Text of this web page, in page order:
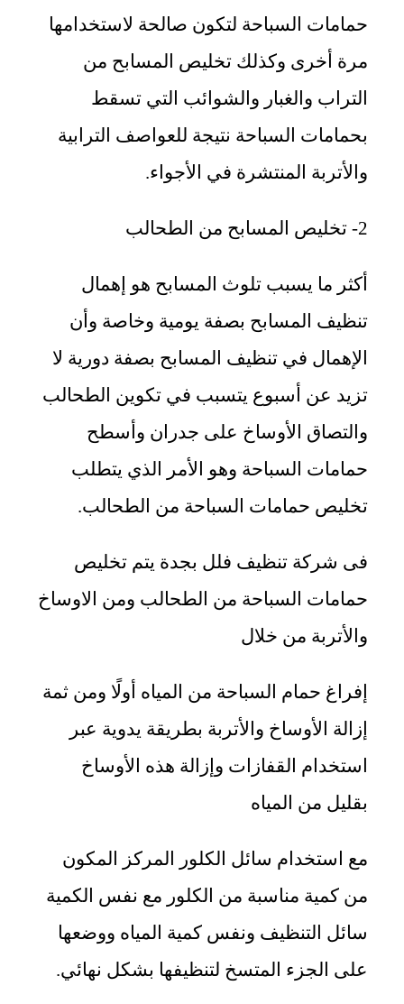
حمامات السباحة لتكون صالحة لاستخدامها
مرة أخرى وكذلك تخليص المسابح من
التراب والغبار والشوائب التي تسقط
بحمامات السباحة نتيجة للعواصف الترابية
والأتربة المنتشرة في الأجواء.
2- تخليص المسابح من الطحالب
أكثر ما يسبب تلوث المسابح هو إهمال
تنظيف المسابح بصفة يومية وخاصة وأن
الإهمال في تنظيف المسابح بصفة دورية لا
تزيد عن أسبوع يتسبب في تكوين الطحالب
والتصاق الأوساخ على جدران وأسطح
حمامات السباحة وهو الأمر الذي يتطلب
تخليص حمامات السباحة من الطحالب.
فى شركة تنظيف فلل بجدة يتم تخليص
حمامات السباحة من الطحالب ومن الاوساخ
والأتربة من خلال
إفراغ حمام السباحة من المياه أولًا ومن ثمة
إزالة الأوساخ والأتربة بطريقة يدوية عبر
استخدام القفازات وإزالة هذه الأوساخ
بقليل من المياه
مع استخدام سائل الكلور المركز المكون
من كمية مناسبة من الكلور مع نفس الكمية
سائل التنظيف ونفس كمية المياه ووضعها
على الجزء المتسخ لتنظيفها بشكل نهائي.